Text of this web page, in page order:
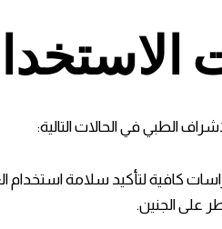
الطبي في الحالات التالية:
كافية لتأكيد سلامة
على الجنين.